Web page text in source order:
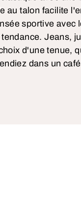
au talon facilite
sportive avec
Jeans,
d'une tenue,
dans un